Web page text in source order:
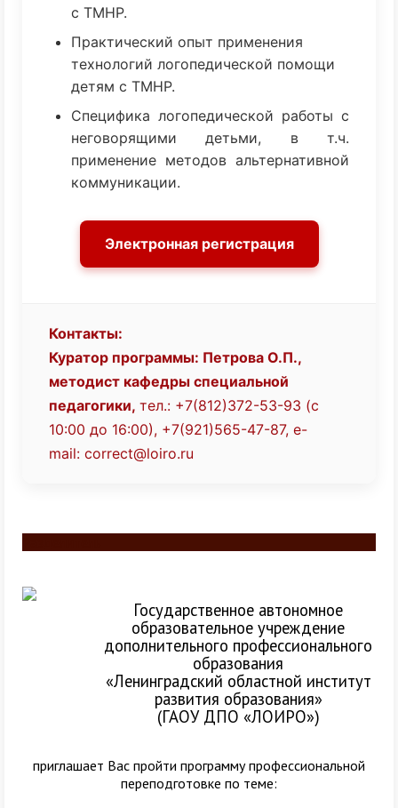
с ТМНР.
Практический опыт применения
технологий логопедической помощи
детям с ТМНР.
Специфика логопедической работы с
неговорящими детьми, в т.ч.
применение методов альтернативной
коммуникации.
Электронная регистрация
Контакты:
Куратор программы: Петрова О.П.,
методист кафедры специальной
педагогики, тел.: +7(812)372-53-93 (с
10:00 до 16:00), +7(921)565-47-87, e-
mail: correct@loiro.ru
Государственное автономное
образовательное учреждение
дополнительного профессионального
образования
«Ленинградский областной институт
развития образования»
(ГАОУ ДПО «ЛОИРО»)
приглашает Вас пройти программу профессиональной
переподготовке по теме: